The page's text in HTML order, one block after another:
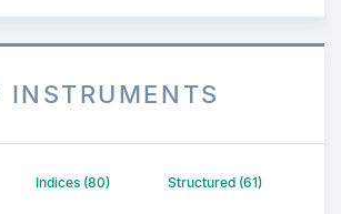
INSTRUMENTS
Indices (80) Structured (61)